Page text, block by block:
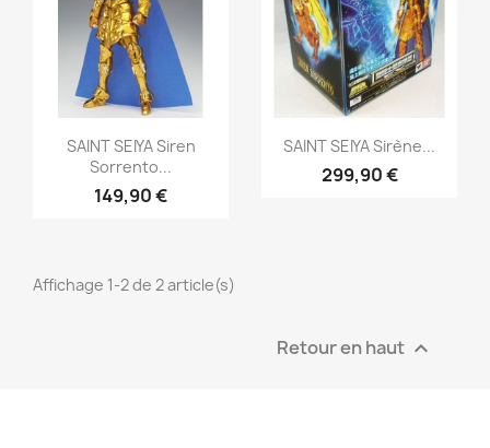
Aperçu rapide
SAINT SEIYA Siren
Sorrento...
149,90 €
Aperçu rapide
SAINT SEIYA Sirène...
299,90 €
Affichage 1-2 de 2 article(s)
Retour en haut 